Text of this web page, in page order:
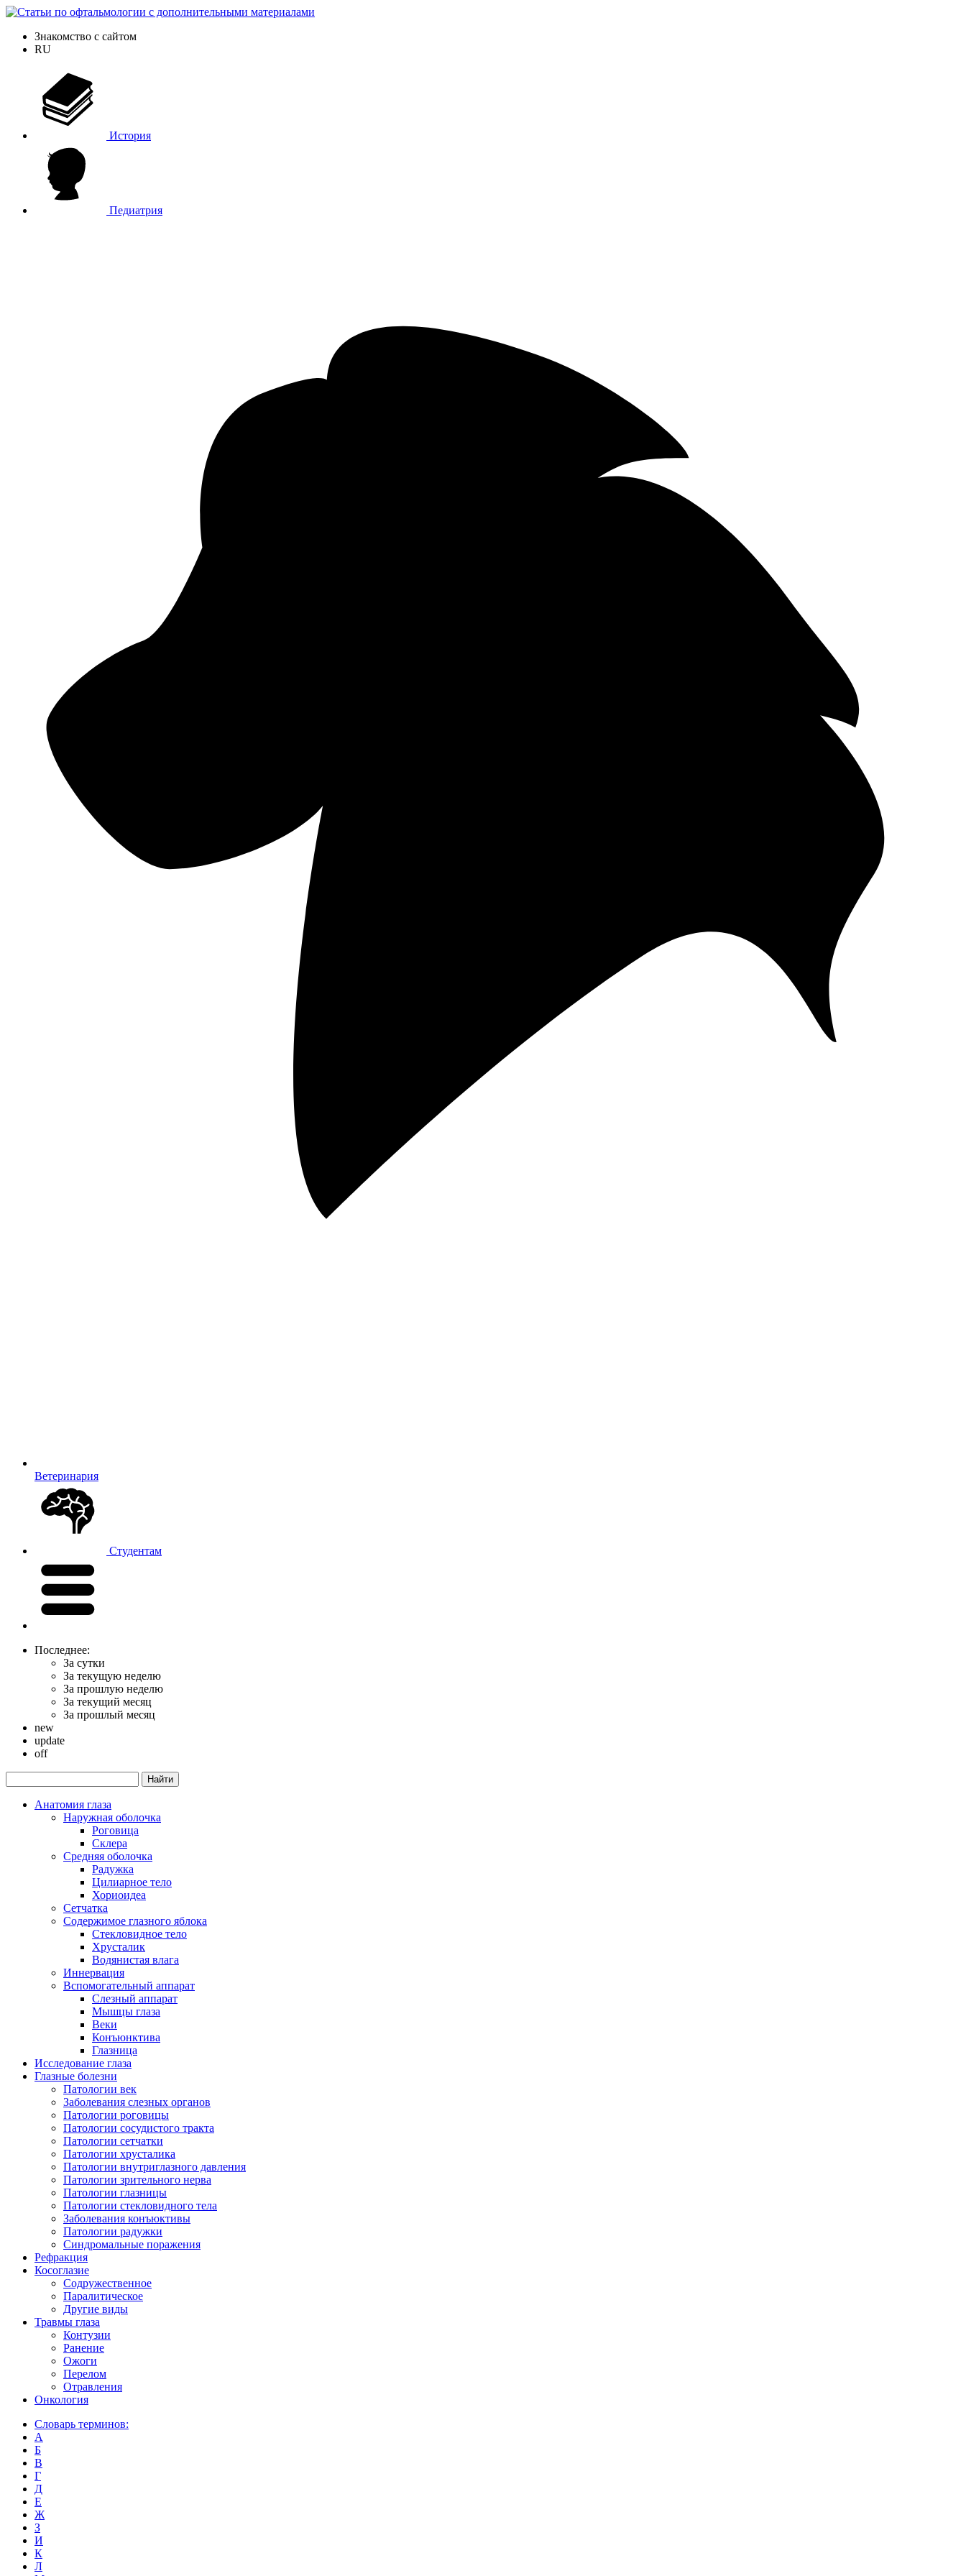
Знакомство с сайтом
RU
История
Педиатрия
Ветеринария
Студентам
Последнее:
За сутки
За текущую неделю
За прошлую неделю
За текущий месяц
За прошлый месяц
new
update
off
Анатомия глаза
Наружная оболочка
Роговица
Склера
Средняя оболочка
Радужка
Цилиарное тело
Хориоидеа
Сетчатка
Содержимое глазного яблока
Стекловидное тело
Хрусталик
Водянистая влага
Иннервация
Вспомогательный аппарат
Слезный аппарат
Мышцы глаза
Веки
Конъюнктива
Глазница
Исследование глаза
Глазные болезни
Патологии век
Заболевания слезных органов
Патологии роговицы
Патологии сосудистого тракта
Патологии сетчатки
Патологии хрусталика
Патологии внутриглазного давления
Патологии зрительного нерва
Патологии глазницы
Патологии стекловидного тела
Заболевания конъюктивы
Патологии радужки
Синдромальные поражения
Рефракция
Косоглазие
Содружественное
Паралитическое
Другие виды
Травмы глаза
Контузии
Ранениe
Ожоги
Перелом
Отравления
Онкология
Словарь терминов:
А
Б
В
Г
Д
Е
Ж
З
И
К
Л